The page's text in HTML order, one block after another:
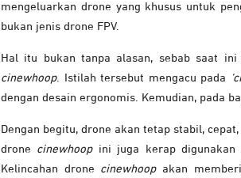
mengeluarkan drone yang khusus untuk
bukan jenis drone FPV.
Hal itu bukan tanpa alasan, sebab saat
cinewhoop. Istilah tersebut mengacu pada
dengan desain ergonomis. Kemudian, pada
Dengan begitu, drone akan tetap stabil,
drone cinewhoopini juga kerap digunakan
Kelincahan drone cinewhoopakan